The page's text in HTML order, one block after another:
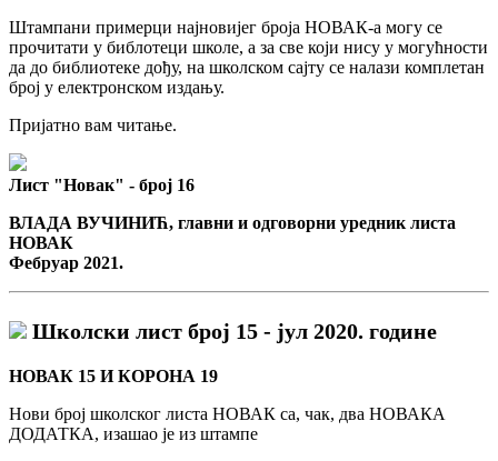
Штампани примерци најновијег броја НОВАК-а могу се
прочитати у библотеци школе, а за све који нису у могућности
да до библиотеке дођу, на школском сајту се налази комплетан
број у електронском издању.
Пријатно вам читање.
Лист "Новак" - број 16
ВЛАДА ВУЧИНИЋ, главни и одговорни уредник листа
НОВАК
Фебруар 2021.
Школски лист број 15 - јул 2020. године
НОВАК 15 И КОРОНА 19
Нови број школског листа НОВАК са, чак, два НОВАКА
ДОДАТКА, изашао је из штампе